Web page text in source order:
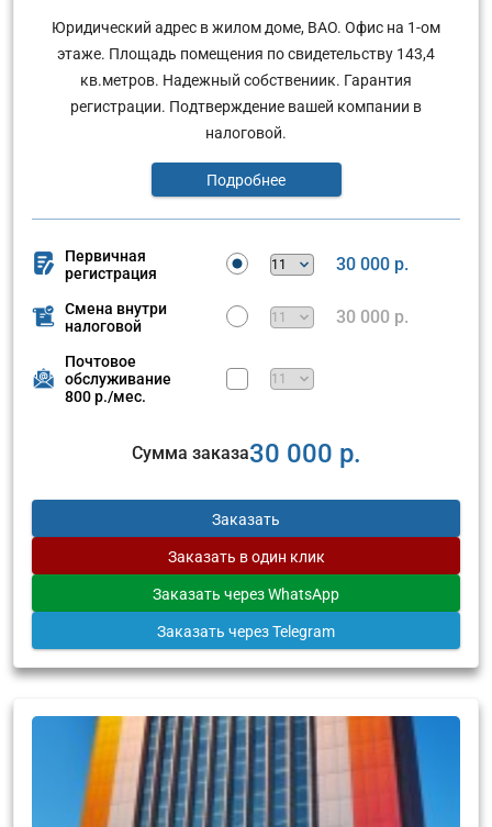
Юридический адрес в жилом доме, ВАО. Офис на 1-ом
этаже. Площадь помещения по свидетельству 143,4
кв.метров. Надежный собствениик. Гарантия
регистрации. Подтверждение вашей компании в
налоговой.
Подробнее
Первичная
регистрация
30 000 р.
Смена внутри
налоговой
30 000 р.
Почтовое
обслуживание
800 р./мес.
Сумма заказа30 000 р.
Заказать
Заказать в один клик
Заказать через WhatsApp
Заказать через Telegram